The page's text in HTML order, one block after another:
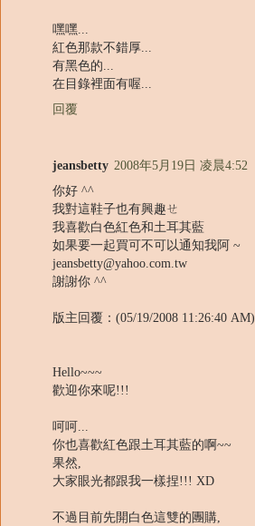
嘿嘿...
紅色那款不錯厚...
有黑色的...
在目錄裡面有喔...
回覆
jeansbetty 2008年5月19日 凌晨4:52
你好 ^^
我對這鞋子也有興趣ㄝ
我喜歡白色紅色和土耳其藍
如果要一起買可不可以通知我阿 ~
jeansbetty@yahoo.com.tw
謝謝你 ^^
版主回覆：(05/19/2008 11:26:40 AM)
Hello~~~
歡迎你來呢!!!
呵呵...
你也喜歡紅色跟土耳其藍的啊~~
果然,
大家眼光都跟我一樣捏!!! XD
不過目前先開白色這雙的團購,